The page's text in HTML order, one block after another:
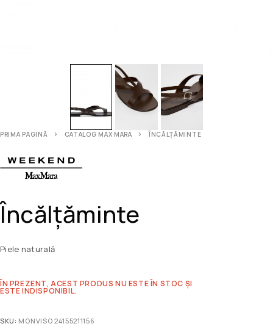
PRIMA PAGINĂ CATALOG MAX MARA ÎNCĂLȚĂMINTE
Încălțăminte
Piele naturală
ÎN PREZENT, ACEST PRODUS NU ESTE ÎN STOC ȘI
ESTE INDISPONIBIL.
SKU: MONVISO 24155211156